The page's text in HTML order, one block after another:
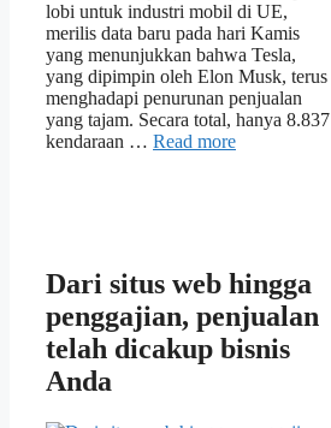
lobi untuk industri mobil di UE,
merilis data baru pada hari Kamis
yang menunjukkan bahwa Tesla,
yang dipimpin oleh Elon Musk, terus
menghadapi penurunan penjualan
yang tajam. Secara total, hanya 8.837
kendaraan … Read more
Dari situs web hingga
penggajian, penjualan
telah dicakup bisnis
Anda